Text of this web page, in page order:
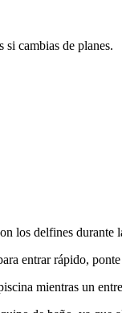
si cambias de planes.
los delfines durante
entrar rápido,
mientras un